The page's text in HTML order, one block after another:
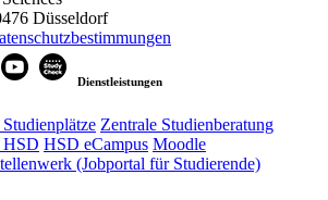
Düsseldorf
Dienstleistungen
Zentrale Studienberatung
HSD HSD eCampus Moodle
(Jobportal für Studierende)